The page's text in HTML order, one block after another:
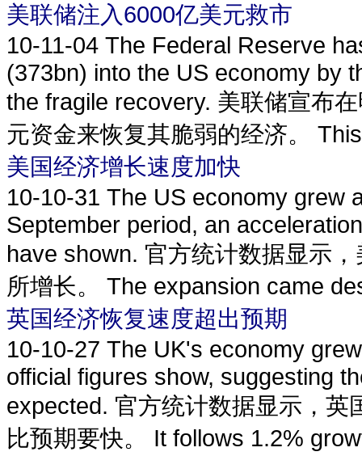
美联储注入6000亿美元救市
10-11-04 The Federal Reserve
(373bn) into the US economy by
the fragile recovery. 美联储宣布
元资金来恢复其脆弱的经济。
美国经济增长速度加快
10-10-31 The US economy grew
September period, an
have shown. 官方统计数据显示
所增长。 The expansion came
英国经济恢复速度超出预期
10-10-27 The UK's economy
official figures show, suggesting
expected. 官方统计数据显示，
比预期要快。 It follows 1.2%